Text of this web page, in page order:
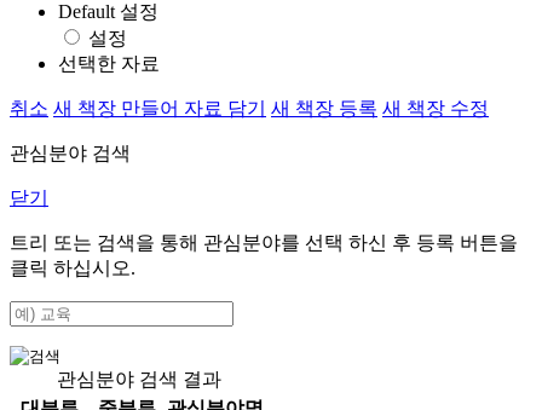
Default 설정
설정
선택한 자료
취소 새 책장 만들어 자료 담기 새 책장 등록 새 책장 수정
관심분야 검색
닫기
트리 또는 검색을 통해 관심분야를 선택 하신 후 등록 버튼을
클릭 하십시오.
관심분야 검색 결과